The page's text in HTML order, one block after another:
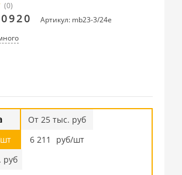
(0)
Артикул: mb23-3/24e
От 25 тыс. руб
6 211
руб/шт
руб